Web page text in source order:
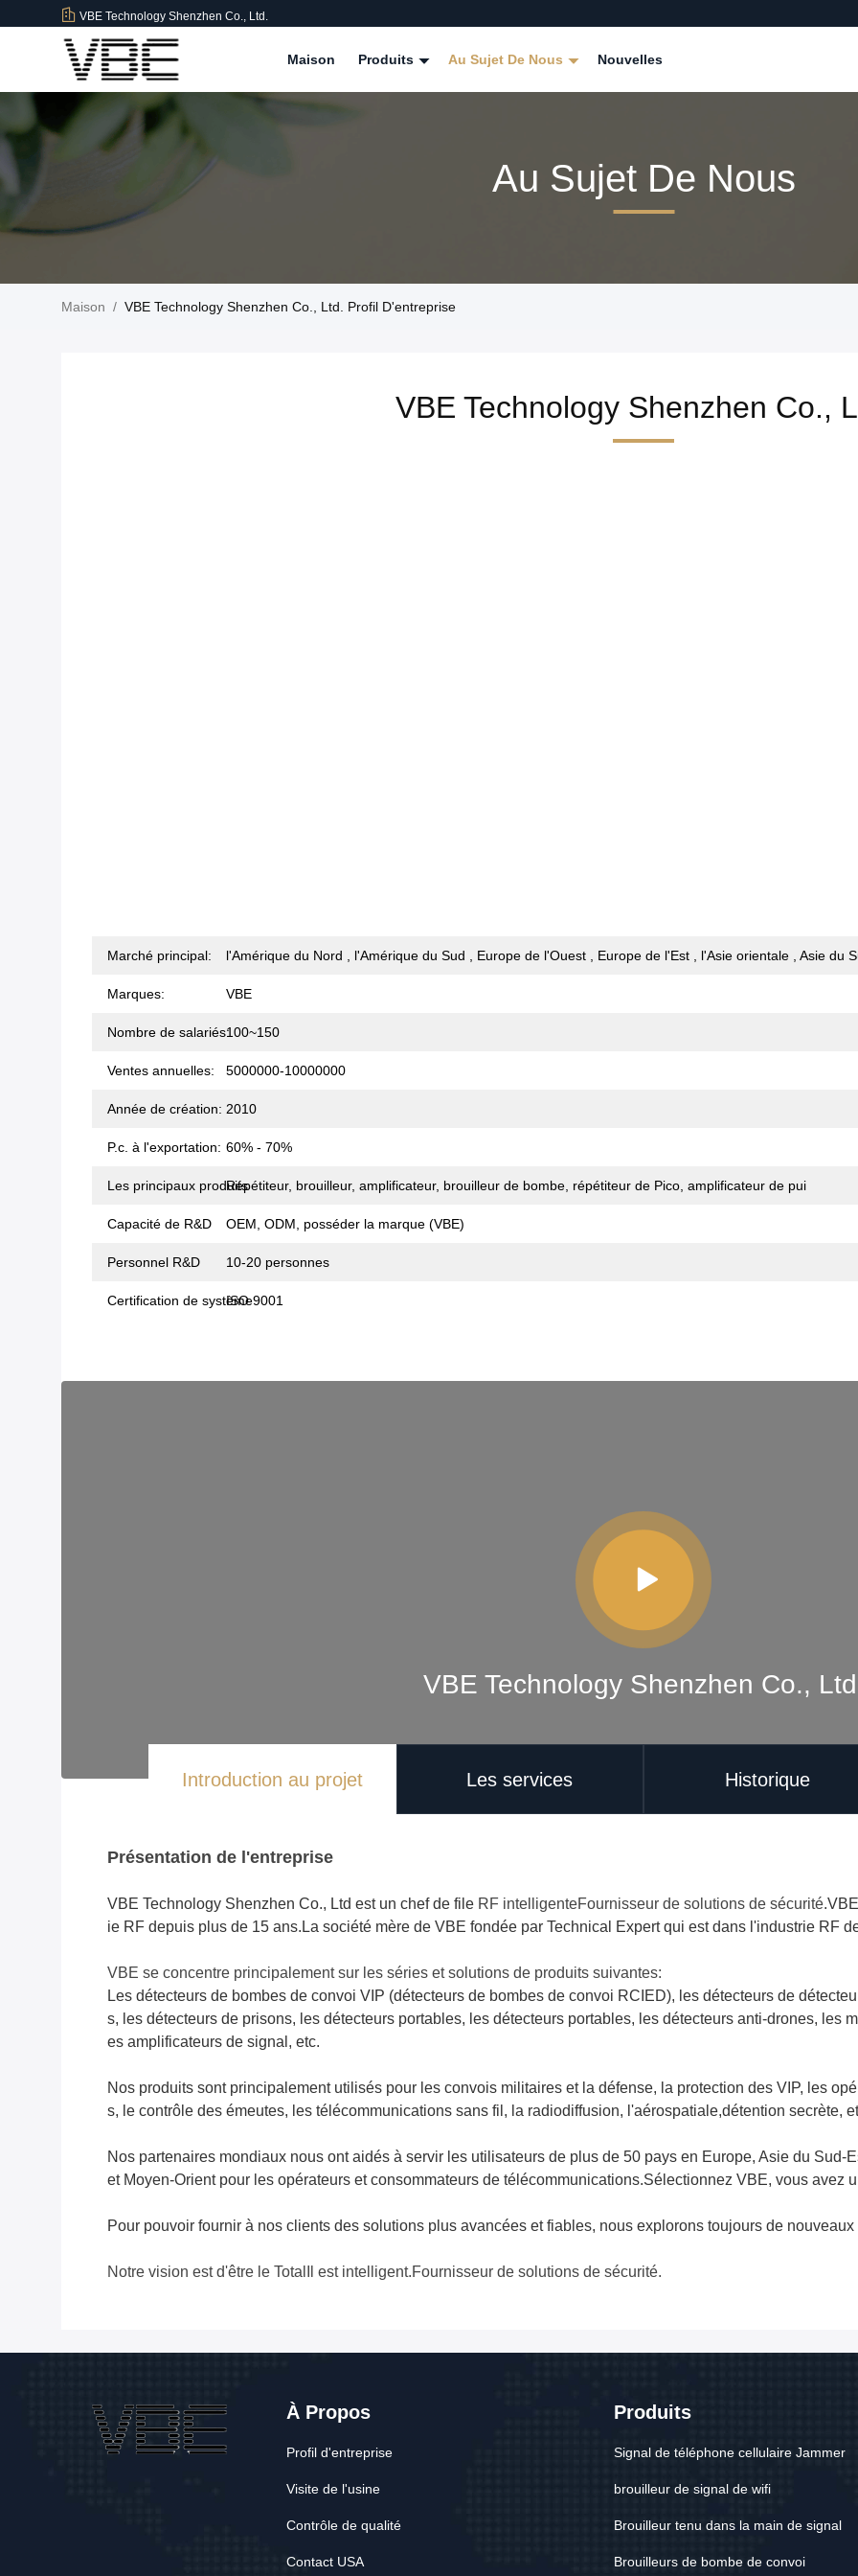
VBE Technology Shenzhen Co., Ltd.
Maison Produits Au Sujet De Nous Nouvelles
Au Sujet De Nous
Maison / VBE Technology Shenzhen Co., Ltd. Profil D'entreprise
VBE Technology Shenzhen Co.,
Marché principal: l'Amérique du Nord , l'Amérique du Sud , Europe de l'Ouest , Europe de l'Est , l'Asie orientale , Asie du
Marques: VBE
Nombre de salariés:100~150
Ventes annuelles: 5000000-10000000
Année de création: 2010
P.c. à l'exportation: 60% - 70%
Les principaux produitsRépétiteur, brouilleur, amplificateur, brouilleur de bombe, répétiteur de Pico, amplificateur de pui
Capacité de R&D OEM, ODM, posséder la marque (VBE)
Personnel R&D 10-20 personnes
Certification de systèmeISO 9001
VBE Technology Shenzhen Co.,
Introduction au projet Les services Historique
Présentation de l'entreprise
VBE Technology Shenzhen Co., Ltd est un chef de file RF intelligenteFournisseur de solutions de sécurité.
ie RF depuis plus de 15 ans. La société mère de VBE fondée par Technical Expert qui est dans l'industrie RF
VBE se concentre principalement sur les séries et solutions de produits suivantes:
Les détecteurs de bombes de convoi VIP (détecteurs de bombes de convoi RCIED), les détecteurs de
s, les détecteurs de prisons, les détecteurs portables, les détecteurs portables, les détecteurs anti-drones, les
es amplificateurs de signal, etc.
Nos produits sont principalement utilisés pour les convois militaires et la défense, la protection des VIP, les
s, le contrôle des émeutes, les télécommunications sans fil, la radiodiffusion, l'aérospatiale,détention secrète,
Nos partenaires mondiaux nous ont aidés à servir les utilisateurs de plus de 50 pays en Europe, Asie du Sud-
et Moyen-Orient pour les opérateurs et consommateurs de télécommunications.Sélectionnez VBE, vous avez
Pour pouvoir fournir à nos clients des solutions plus avancées et fiables, nous explorons toujours de
Notre vision est d'être le Total Il est intelligent.Fournisseur de solutions de sécurité.
À Propos
Profil d'entreprise
Visite de l'usine
Contrôle de qualité
Contact USA
Produits
Signal de téléphone cellulaire Jammer
brouilleur de signal de wifi
Brouilleur tenu dans la main de signal
Brouilleurs de bombe de convoi